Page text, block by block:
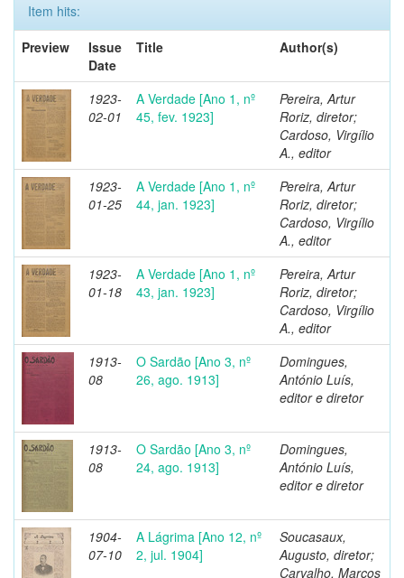
Item hits:
Preview
Issue
Date
Title Author(s)
1923-
02-01
A Verdade [Ano 1, nº
45, fev. 1923]
Pereira, Artur
Roriz, diretor;
Cardoso, Virgílio
A., editor
1923-
01-25
A Verdade [Ano 1, nº
44, jan. 1923]
Pereira, Artur
Roriz, diretor;
Cardoso, Virgílio
A., editor
1923-
01-18
A Verdade [Ano 1, nº
43, jan. 1923]
Pereira, Artur
Roriz, diretor;
Cardoso, Virgílio
A., editor
1913-
08
O Sardão [Ano 3, nº
26, ago. 1913]
Domingues,
António Luís,
editor e diretor
1913-
08
O Sardão [Ano 3, nº
24, ago. 1913]
Domingues,
António Luís,
editor e diretor
1904-
07-10
A Lágrima [Ano 12, nº
2, jul. 1904]
Soucasaux,
Augusto, diretor;
Carvalho, Marcos